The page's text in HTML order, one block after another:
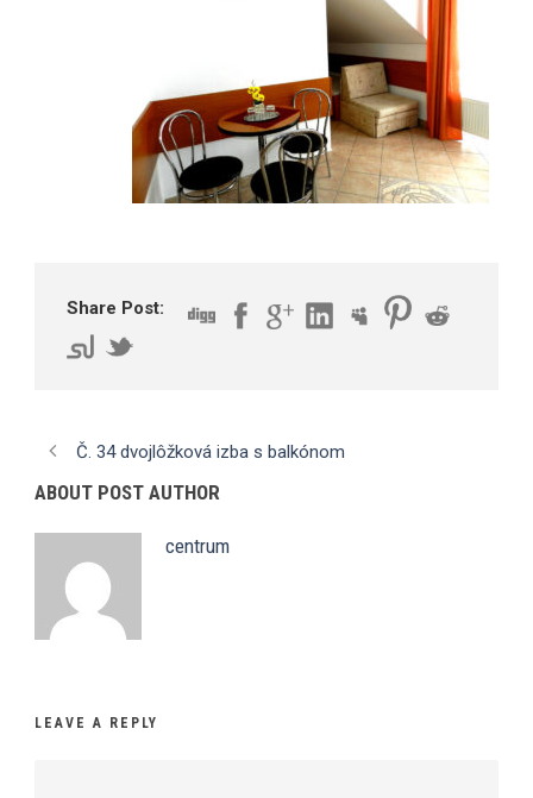
Share Post:
Č. 34 dvojlôžková izba s balkónom
ABOUT POST AUTHOR
centrum
LEAVE A REPLY